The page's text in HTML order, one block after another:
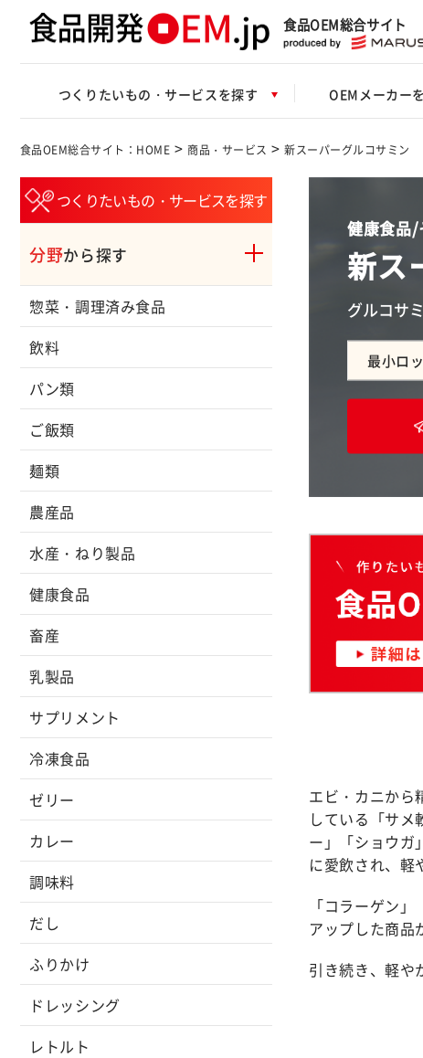
食品OEM総合サイト
つくりたいもの・サービスを探す OEMメーカー
食品OEM総合サイト：HOME > 商品・サービス >新スーパーグルコサミン
つくりたいもの・サービスを探す
分野から探す
惣菜・調理済み食品
飲料
パン類
ご飯類
麺類
農産品
水産・ねり製品
健康食品
畜産
乳製品
サプリメント
冷凍食品
ゼリー
カレー
調味料
だし
ふりかけ
ドレッシング
レトルト
健康食品/
新ス
グルコサ
最小ロ
エビ・カニから
している「サ
ー」「ショウガ
に愛飲され、軽
「コラーゲン
アップした商品
引き続き、軽や